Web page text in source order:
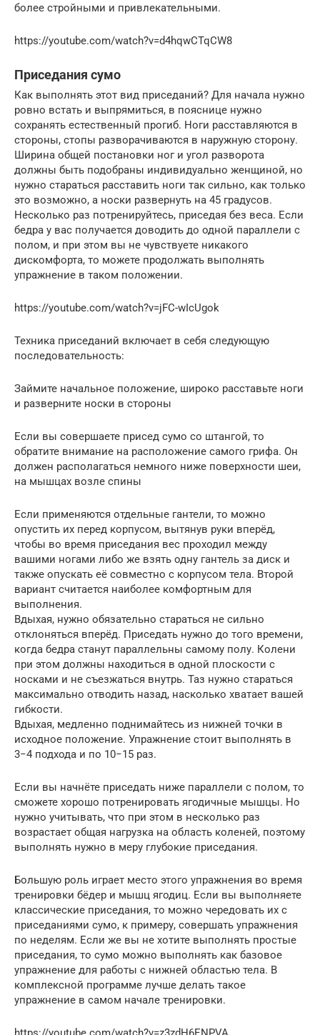
более стройными и привлекательными.
https://youtube.com/watch?v=d4hqwCTqCW8
Приседания сумо
Как выполнять этот вид приседаний? Для начала нужно
ровно встать и выпрямиться, в пояснице нужно
сохранять естественный прогиб. Ноги расставляются в
стороны, стопы разворачиваются в наружную сторону.
Ширина общей постановки ног и угол разворота
должны быть подобраны индивидуально женщиной, но
нужно стараться расставить ноги так сильно, как только
это возможно, а носки развернуть на 45 градусов.
Несколько раз потренируйтесь, приседая без веса. Если
бедра у вас получается доводить до одной параллели с
полом, и при этом вы не чувствуете никакого
дискомфорта, то можете продолжать выполнять
упражнение в таком положении.
https://youtube.com/watch?v=jFC-wIcUgok
Техника приседаний включает в себя следующую
последовательность:
Займите начальное положение, широко расставьте ноги
и разверните носки в стороны
Если вы совершаете присед сумо со штангой, то
обратите внимание на расположение самого грифа. Он
должен располагаться немного ниже поверхности шеи,
на мышцах возле спины
Если применяются отдельные гантели, то можно
опустить их перед корпусом, вытянув руки вперёд,
чтобы во время приседания вес проходил между
вашими ногами либо же взять одну гантель за диск и
также опускать её совместно с корпусом тела. Второй
вариант считается наиболее комфортным для
выполнения.
Вдыхая, нужно обязательно стараться не сильно
отклоняться вперёд. Приседать нужно до того времени,
когда бедра станут параллельны самому полу. Колени
при этом должны находиться в одной плоскости с
носками и не съезжаться внутрь. Таз нужно стараться
максимально отводить назад, насколько хватает вашей
гибкости.
Вдыхая, медленно поднимайтесь из нижней точки в
исходное положение. Упражнение стоит выполнять в
3−4 подхода и по 10−15 раз.
Если вы начнёте приседать ниже параллели с полом, то
сможете хорошо потренировать ягодичные мышцы. Но
нужно учитывать, что при этом в несколько раз
возрастает общая нагрузка на область коленей, поэтому
выполнять нужно в меру глубокие приседания.
Большую роль играет место этого упражнения во время
тренировки бёдер и мышц ягодиц. Если вы выполняете
классические приседания, то можно чередовать их с
приседаниями сумо, к примеру, совершать упражнения
по неделям. Если же вы не хотите выполнять простые
приседания, то сумо можно выполнять как базовое
упражнение для работы с нижней областью тела. В
комплексной программе лучше делать такое
упражнение в самом начале тренировки.